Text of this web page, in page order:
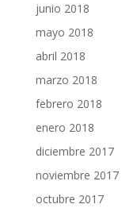
junio 2018
mayo 2018
abril 2018
marzo 2018
febrero 2018
enero 2018
diciembre 2017
noviembre 2017
octubre 2017